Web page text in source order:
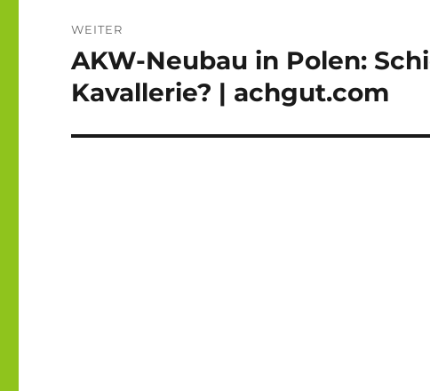
WEITER
Nächster
Beitrag:
AKW-Neubau in Polen:
Kavallerie? | achgut.com